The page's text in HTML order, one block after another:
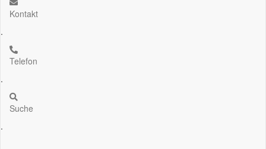
Kontakt
.
Telefon
.
Suche
.